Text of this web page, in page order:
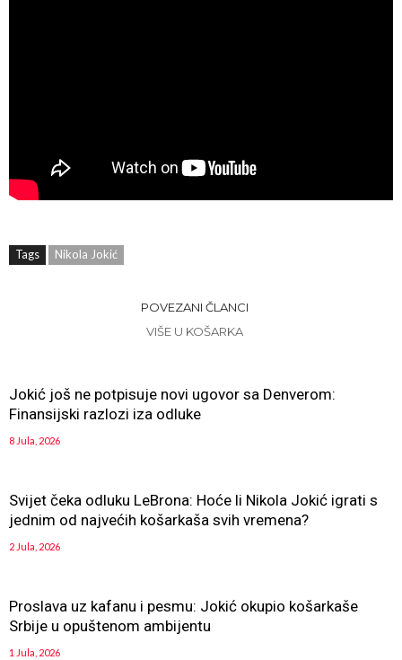
Tags Nikola Jokić
POVEZANI ČLANCI
VIŠE U KOŠARKA
Jokić još ne potpisuje novi ugovor sa Denverom:
Finansijski razlozi iza odluke
8 Jula, 2026
Svijet čeka odluku LeBrona: Hoće li Nikola Jokić igrati s
jednim od najvećih košarkaša svih vremena?
2 Jula, 2026
Proslava uz kafanu i pesmu: Jokić okupio košarkaše
Srbije u opuštenom ambijentu
1 Jula, 2026